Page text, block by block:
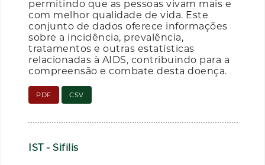
permitindo que as pessoas vivam mais e
com melhor qualidade de vida. Este
conjunto de dados oferece informações
sobre a incidência, prevalência,
tratamentos e outras estatísticas
relacionadas à AIDS, contribuindo para a
compreensão e combate desta doença.
PDF CSV
IST - Sifilis